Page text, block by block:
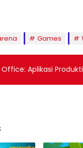
Games
Office: Aplikasi